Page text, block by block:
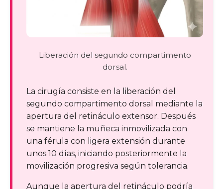
Liberación del segundo compartimento
dorsal.
La cirugía consiste en la liberación del
segundo compartimento dorsal mediante la
apertura del retináculo extensor. Después
se mantiene la muñeca inmovilizada con
una férula con ligera extensión durante
unos 10 días, iniciando posteriormente la
movilización progresiva según tolerancia.
Aunque la apertura del retináculo podría